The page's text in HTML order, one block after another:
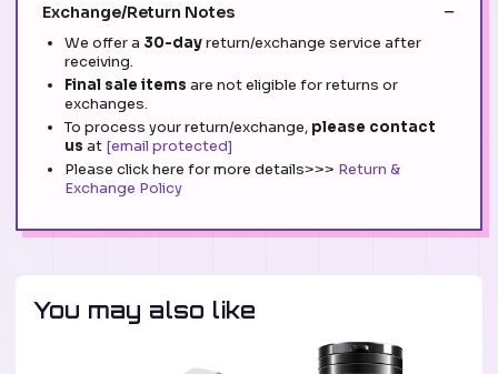
Exchange/Return Notes
We offer a 30-dayreturn/exchange service after
receiving.
Final sale items are not eligible for returns or
exchanges.
To process your return/exchange, please contact
us at [email protected]
Please click here for more details>>> Return &
Exchange Policy
You may also like